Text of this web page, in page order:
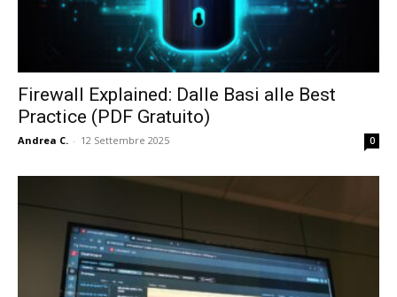
Firewall Explained: Dalle Basi alle Best
Practice (PDF Gratuito)
Andrea C. - 12 Settembre 2025 0